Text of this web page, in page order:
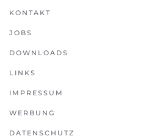
KONTAKT
JOBS
DOWNLOADS
LINKS
IMPRESSUM
WERBUNG
DATENSCHUTZ